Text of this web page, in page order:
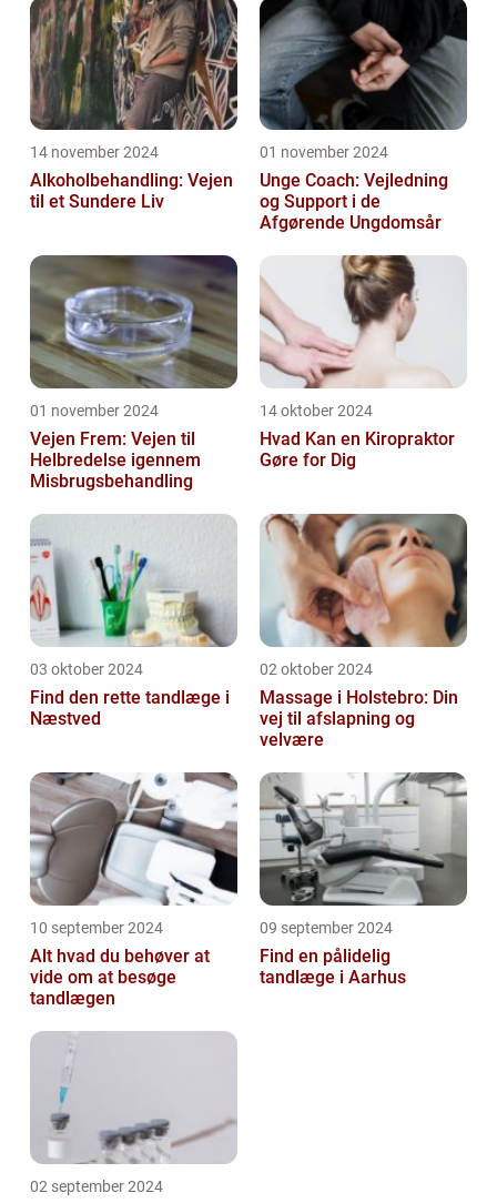
14 november 2024
Alkoholbehandling: Vejen
til et Sundere Liv
01 november 2024
Unge Coach: Vejledning
og Support i de
Afgørende Ungdomsår
01 november 2024
Vejen Frem: Vejen til
Helbredelse igennem
Misbrugsbehandling
14 oktober 2024
Hvad Kan en Kiropraktor
Gøre for Dig
03 oktober 2024
Find den rette tandlæge i
Næstved
02 oktober 2024
Massage i Holstebro: Din
vej til afslapning og
velvære
10 september 2024
Alt hvad du behøver at
vide om at besøge
tandlægen
09 september 2024
Find en pålidelig
tandlæge i Aarhus
02 september 2024